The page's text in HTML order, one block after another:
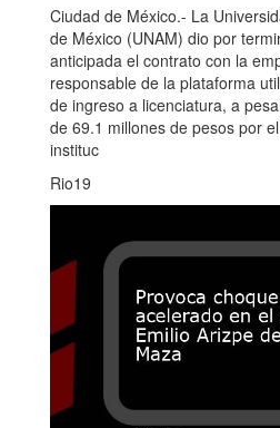
Ciudad de México.- La
de México (UNAM) dio por
anticipada el contrato con la
responsable de la plataforma
de ingreso a licenciatura, a
de 69.1 millones de pesos por
instituc
Rio19